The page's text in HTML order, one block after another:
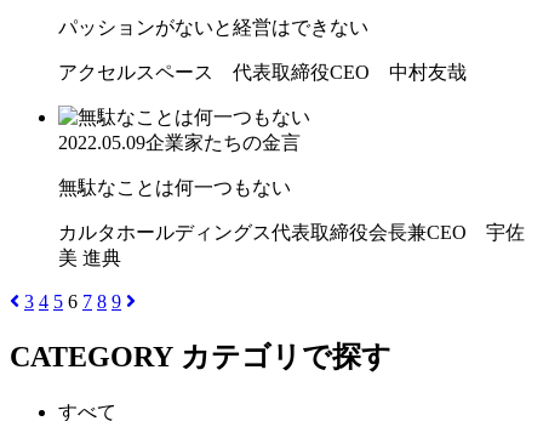
パッションがないと経営はできない
アクセルスペース 代表取締役CEO 中村友哉
2022.05.09企業家たちの金言
無駄なことは何一つもない
カルタホールディングス代表取締役会長兼CEO 宇佐
美 進典
3 4 5 6 7 8 9
CATEGORY カテゴリで探す
すべて